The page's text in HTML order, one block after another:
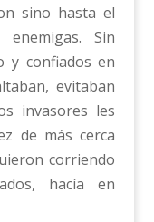
sino hasta el
Sin
y confiados en
evitaban
invasores les
de más cerca
corriendo
hacía en